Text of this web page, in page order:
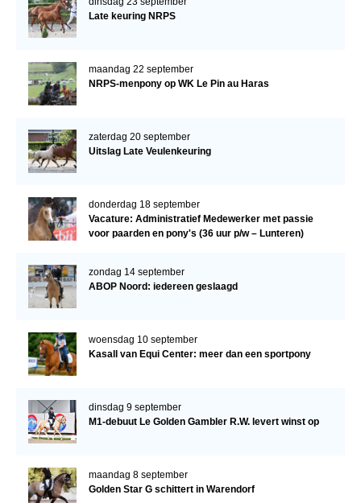
Late keuring NRPS
maandag 22 september
NRPS-menpony op WK Le Pin au Haras
zaterdag 20 september
Uitslag Late Veulenkeuring
donderdag 18 september
Vacature: Administratief Medewerker met passie
voor paarden en pony's (36 uur p/w – Lunteren)
zondag 14 september
ABOP Noord: iedereen geslaagd
woensdag 10 september
Kasall van Equi Center: meer dan een sportpony
dinsdag 9 september
M1-debuut Le Golden Gambler R.W. levert winst op
maandag 8 september
Golden Star G schittert in Warendorf